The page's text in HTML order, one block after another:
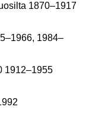
1870–1917
1984–
1912–1955